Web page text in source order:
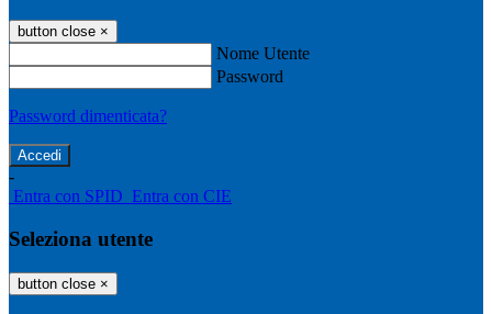
button close ×
Nome Utente
Password
Password dimenticata?
-
Entra con SPID Entra con CIE
Seleziona utente
button close ×